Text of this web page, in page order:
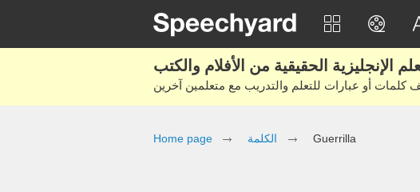
Home page الكلمة Guerrilla